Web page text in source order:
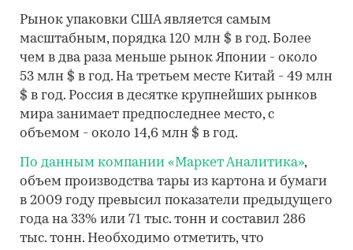
Рынок упаковки США является самым
масштабным, порядка 120 млн $ в год. Более
чем в два раза меньше рынок Японии - около
53 млн $ в год. На третьем месте Китай - 49 млн
$ в год. Россия в десятке крупнейших рынков
мира занимает предпоследнее место, с
объемом - около 14,6 млн $ в год.
По данным компании «Маркет Аналитика»,
объем производства тары из картона и бумаги
в 2009 году превысил показатели предыдущего
года на 33% или 71 тыс. тонн и составил 286
тыс. тонн. Необходимо отметить, что